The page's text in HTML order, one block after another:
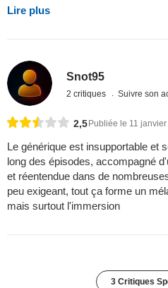
Lire plus
Snot95
2 critiques Suivre son
2,5Publiée le 11
Le générique est insupportable et
long des épisodes, accompagné
et réentendue dans de
peu exigeant, tout ça forme un
mais surtout l'immersion
3 Critiques